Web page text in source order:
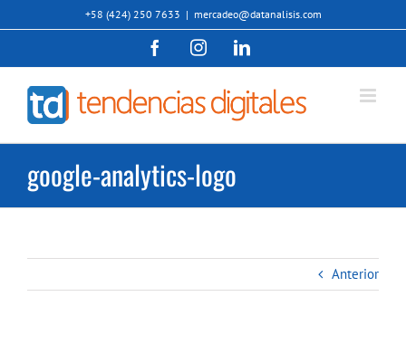
al
+58 (424) 250 7633 | mercadeo@datanalisis.com
FacebookInstagramLinkedIn
google-analytics-logo
Anterior